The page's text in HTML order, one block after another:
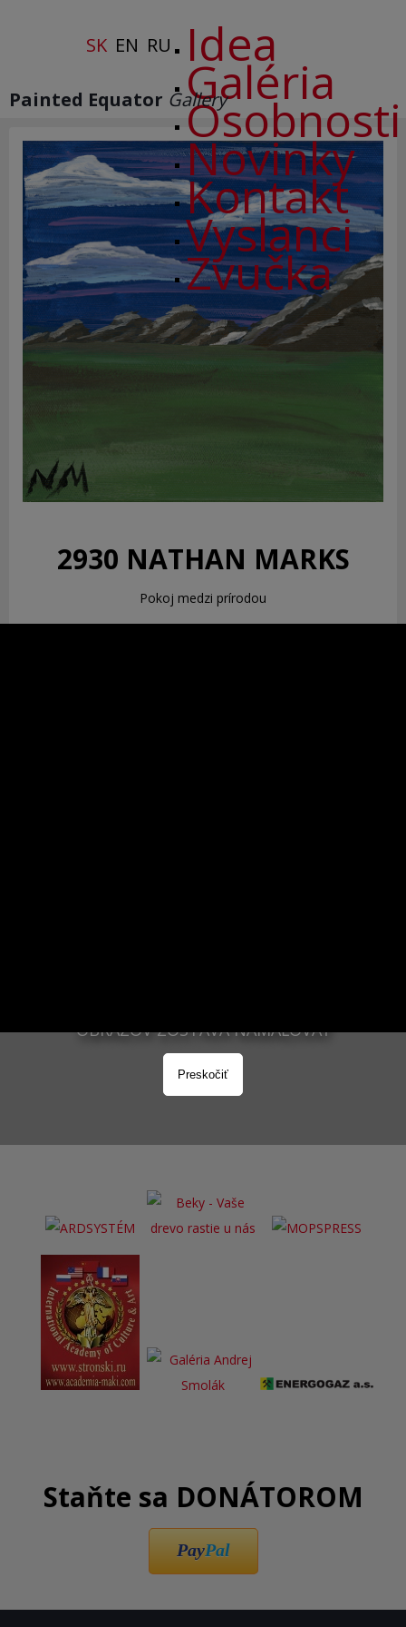
Idea
Galéria
Osobnosti
Novinky
Kontakt
Vyslanci
Zvučka
SK EN RU
Painted Equator Gallery
2930 NATHAN MARKS
Pokoj medzi prírodou
OBRAZOV ZOSTÁVA NAMAĽOVAŤ
Staňte sa DONÁTOROM
PayPal
Preskočiť